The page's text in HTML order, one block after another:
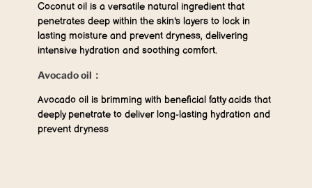
Coconut oil is a versatile natural ingredient that
penetrates deep within the skin's layers to lock in
lasting moisture and prevent dryness, delivering
intensive hydration and soothing comfort.
Avocado oil：
Avocado oil is brimming with beneficial fatty acids that
deeply penetrate to deliver long-lasting hydration and
prevent dryness